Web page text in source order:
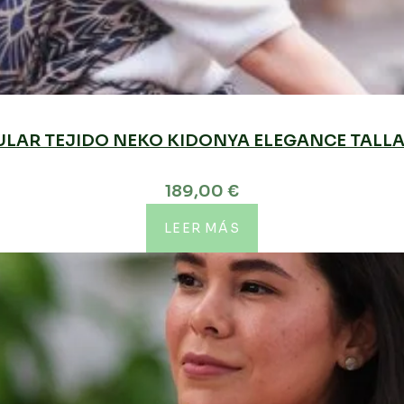
TEJIDO NEKO KIDONYA ELEGANCE
189,00 €
LEER MÁS